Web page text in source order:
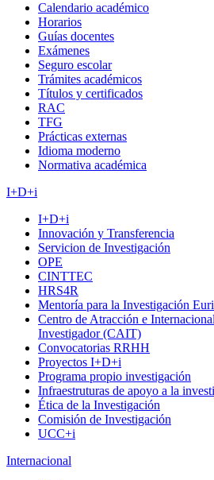
Calendario académico
Horarios
Guías docentes
Exámenes
Seguro escolar
Trámites académicos
Títulos y certificados
RAC
TFG
Prácticas externas
Idioma moderno
Normativa académica
I+D+i
I+D+i
Innovación y Transferencia
Servicion de Investigación
OPE
CINTTEC
HRS4R
Mentoría para la Investigación
Centro de Atracción e
Investigador (CAIT)
Convocatorias RRHH
Proyectos I+D+i
Programa propio investigación
Infraestruturas de apoyo a la
Ética de la Investigación
Comisión de Investigación
UCC+i
Internacional